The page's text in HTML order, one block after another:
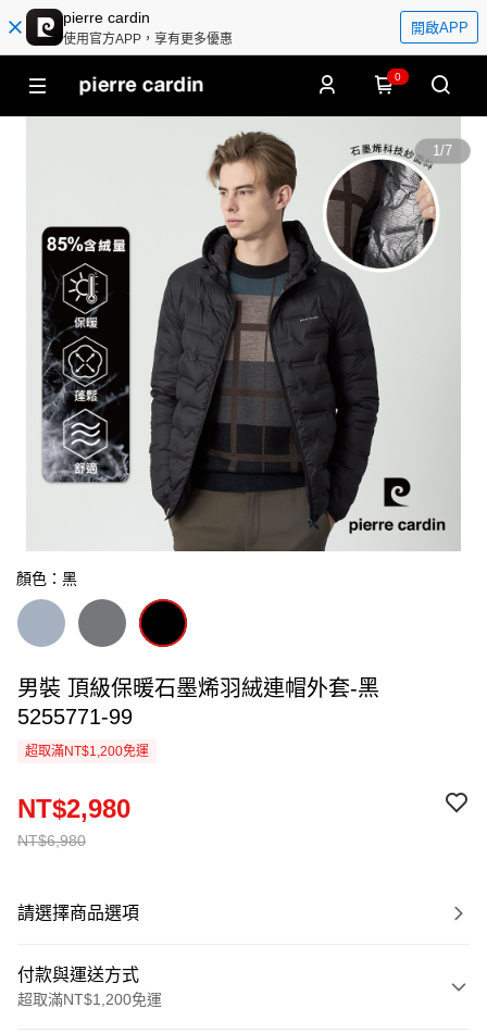
pierre cardin
使用官方APP，享有更多優惠
開啟APP
0
1/7
顏色：黑
男裝 頂級保暖石墨烯羽絨連帽外套-黑
5255771-99
超取滿NT$1,200免運
NT$6,980
NT$2,980
請選擇商品選項
付款與運送方式
超取滿NT$1,200免運